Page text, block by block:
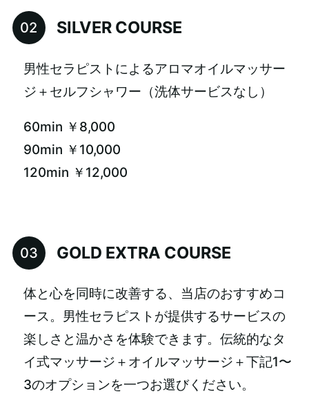
SILVER COURSE
男性セラピストによるアロマオイルマッサー
ジ＋セルフシャワー（洗体サービスなし）
60min ￥8,000
90min ￥10,000
120min ￥12,000
GOLD EXTRA COURSE
体と心を同時に改善する、当店のおすすめコ
ース。男性セラピストが提供するサービスの
楽しさと温かさを体験できます。伝統的なタ
イ式マッサージ＋オイルマッサージ＋下記1〜
3のオプションを一つお選びください。